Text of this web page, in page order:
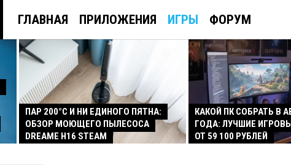
ГЛАВНАЯ ПРИЛОЖЕНИЯ ИГРЫ ФОРУМ
ПАР 200°C И НИ ЕДИНОГО ПЯТНА:
ОБЗОР МОЮЩЕГО ПЫЛЕСОСА
DREAME H16 STEAM
КАКОЙ ПК СОБРАТЬ В
ГОДА: ЛУЧШИЕ
ОТ 59 100 РУБЛЕЙ